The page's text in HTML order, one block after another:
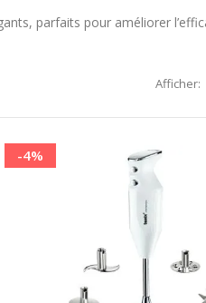
parfaits pour améliorer
Afficher
-4%